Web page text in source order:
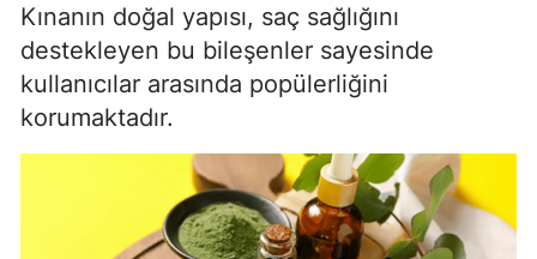
Kınanın doğal yapısı, saç sağlığını
destekleyen bu bileşenler sayesinde
kullanıcılar arasında popülerliğini
korumaktadır.